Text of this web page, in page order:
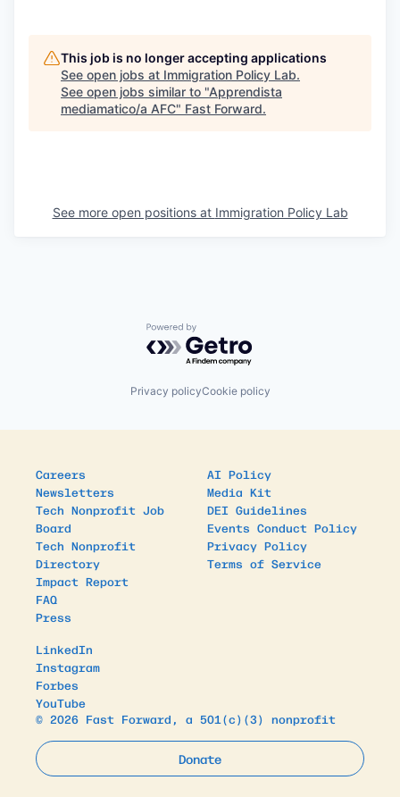
This job is no longer accepting applications
See open jobs at Immigration Policy Lab.
See open jobs similar to "Apprendista
mediamatico/a AFC" Fast Forward.
See more open positions at Immigration Policy Lab
Powered by Getro.com
Privacy policyCookie policy
Careers
Newsletters
Tech Nonprofit Job
Board
Tech Nonprofit
Directory
Impact Report
FAQ
Press
AI Policy
Media Kit
DEI Guidelines
Events Conduct Policy
Privacy Policy
Terms of Service
LinkedIn
Instagram
Forbes
YouTube
© 2026 Fast Forward, a 501(c)(3) nonprofit
Donate